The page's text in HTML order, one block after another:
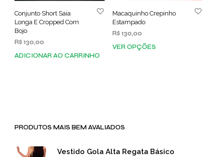
Conjunto Short Saia
Longa E Cropped Com
Bojo
R$ 130,00
ADICIONAR AO CARRINHO
Macaquinho Crepinho
Estampado
R$ 130,00
VER OPÇÕES
PRODUTOS MAIS BEM AVALIADOS
Vestido Gola Alta Regata Básico